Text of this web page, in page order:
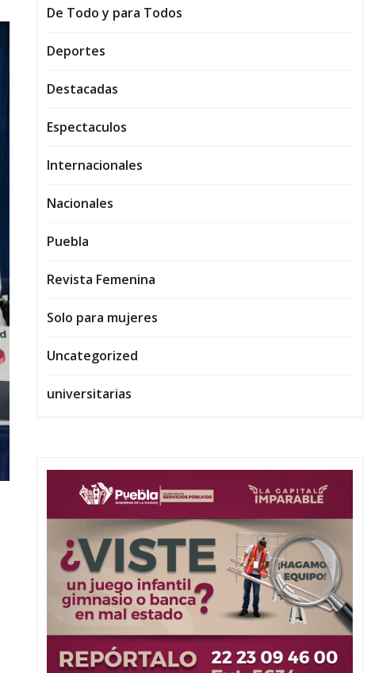
De Todo y para Todos
Deportes
Destacadas
Espectaculos
Internacionales
Nacionales
Puebla
Revista Femenina
Solo para mujeres
Uncategorized
universitarias